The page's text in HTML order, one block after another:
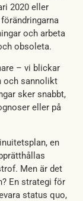
2020 eller
och arbeta
obsoleta.
– vi blickar
och sannolikt
sker snabbt,
eller på
en
Men är det
En strategi för
status quo,